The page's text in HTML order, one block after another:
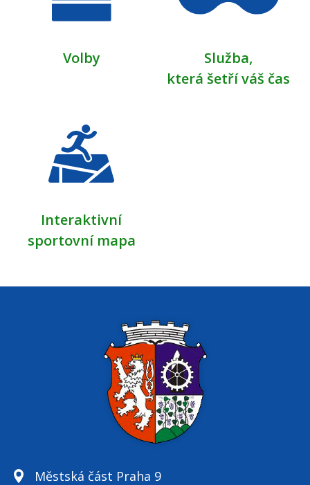
Volby
Služba,
která šetří váš čas
Interaktivní
sportovní mapa
Městská část Praha 9